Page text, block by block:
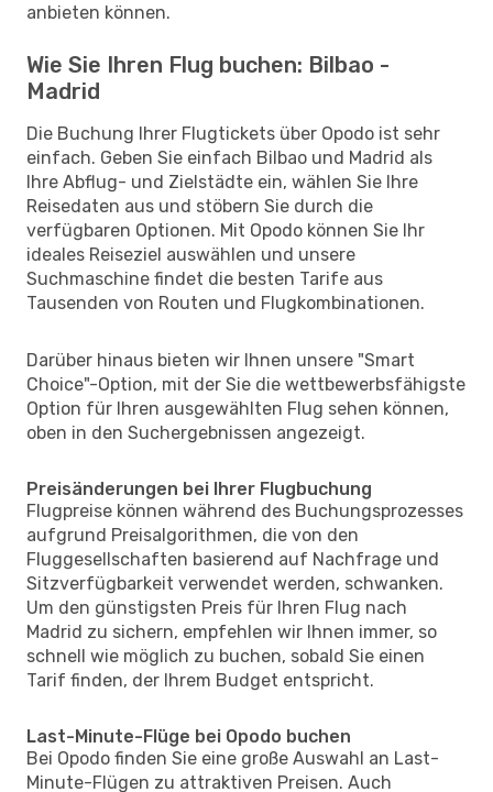
anbieten können.
Wie Sie Ihren Flug buchen: Bilbao -
Madrid
Die Buchung Ihrer Flugtickets über Opodo ist sehr
einfach. Geben Sie einfach Bilbao und Madrid als
Ihre Abflug- und Zielstädte ein, wählen Sie Ihre
Reisedaten aus und stöbern Sie durch die
verfügbaren Optionen. Mit Opodo können Sie Ihr
ideales Reiseziel auswählen und unsere
Suchmaschine findet die besten Tarife aus
Tausenden von Routen und Flugkombinationen.
Darüber hinaus bieten wir Ihnen unsere "Smart
Choice"-Option, mit der Sie die wettbewerbsfähigste
Option für Ihren ausgewählten Flug sehen können,
oben in den Suchergebnissen angezeigt.
Preisänderungen bei Ihrer Flugbuchung
Flugpreise können während des Buchungsprozesses
aufgrund Preisalgorithmen, die von den
Fluggesellschaften basierend auf Nachfrage und
Sitzverfügbarkeit verwendet werden, schwanken.
Um den günstigsten Preis für Ihren Flug nach
Madrid zu sichern, empfehlen wir Ihnen immer, so
schnell wie möglich zu buchen, sobald Sie einen
Tarif finden, der Ihrem Budget entspricht.
Last-Minute-Flüge bei Opodo buchen
Bei Opodo finden Sie eine große Auswahl an Last-
Minute-Flügen zu attraktiven Preisen. Auch